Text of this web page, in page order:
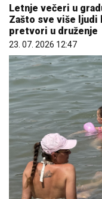
Letnje večeri u
Zašto sve više ljudi
pretvori u druženje
23. 07. 2026 12:47